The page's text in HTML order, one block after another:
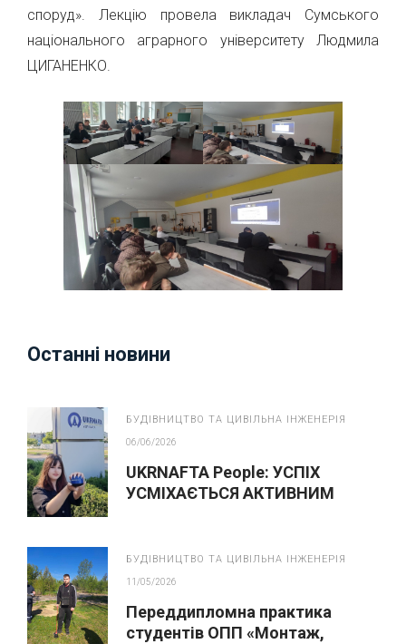
споруд». Лекцію провела викладач Сумського
національного аграрного університету Людмила
ЦИГАНЕНКО.
Останні новини
БУДІВНИЦТВО ТА ЦИВІЛЬНА ІНЖЕНЕРІЯ
06/06/2026
UKRNAFTA People: УСПІХ
УСМІХАЄТЬСЯ АКТИВНИМ
БУДІВНИЦТВО ТА ЦИВІЛЬНА ІНЖЕНЕРІЯ
11/05/2026
Переддипломна практика
студентів ОПП «Монтаж,